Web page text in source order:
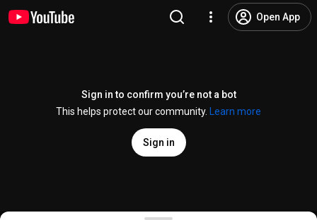
Open App
Sign in to confirm you’re not a bot
This helps protect our community.
Learn more
Sign in